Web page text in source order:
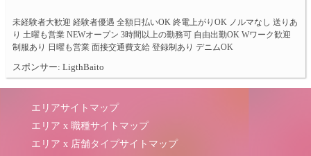
未経験者大歓迎 経験者優遇 全額日払いOK 終電上がりOK ノルマなし 送りあ
り 土曜も営業 NEWオープン 3時間以上の勤務可 自由出勤OK Wワーク歓迎
制服あり 日曜も営業 面接交通費支給 登録制あり デニムOK
スポンサー: LigthBaito
エリアサイトマップ
エリア x 職種サイトマップ
エリア x 店舗タイプサイトマップ